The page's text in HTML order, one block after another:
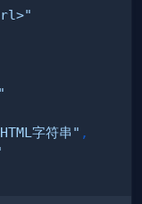
字符串" ,